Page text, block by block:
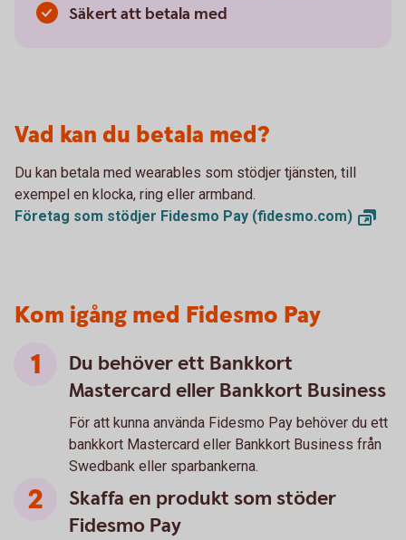
Säkert att betala med
Vad kan du betala med?
Du kan betala med wearables som stödjer tjänsten, till
exempel en klocka, ring eller armband.
Företag som stödjer Fidesmo Pay (fidesmo.com)
Kom igång med Fidesmo Pay
Du behöver ett Bankkort
Mastercard eller Bankkort Business
För att kunna använda Fidesmo Pay behöver du ett
bankkort Mastercard eller Bankkort Business från
Swedbank eller sparbankerna.
Skaffa en produkt som stöder
Fidesmo Pay